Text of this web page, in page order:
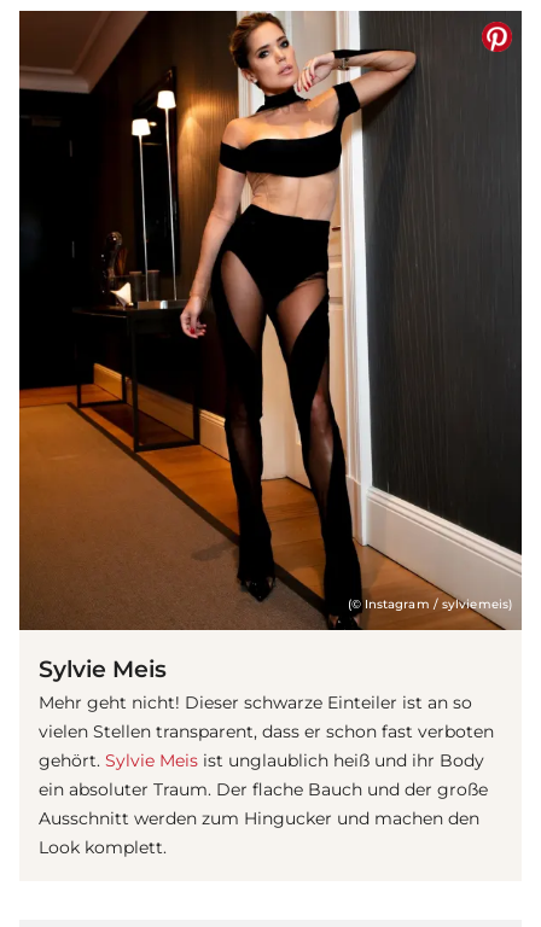
(© Instagram / sylviemeis)
Sylvie Meis
Mehr geht nicht! Dieser schwarze Einteiler ist an so
vielen Stellen transparent, dass er schon fast verboten
gehört. Sylvie Meis ist unglaublich heiß und ihr Body
ein absoluter Traum. Der flache Bauch und der große
Ausschnitt werden zum Hingucker und machen den
Look komplett.